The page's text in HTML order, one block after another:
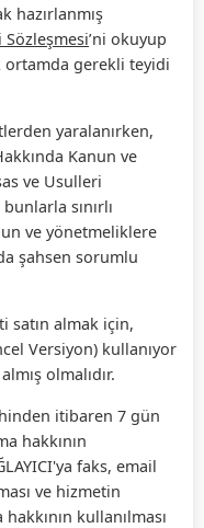
hazırlanmış
’ni okuyup
gerekli teyidi
yaralanırken,
Kanun ve
ve Usulleri
sınırlı
ve yönetmeliklere
şahsen sorumlu
satın almak için,
Versiyon) kullanıyor
olmalıdır.
itibaren 7 gün
hakkının
faks, email
ve hizmetin
kullanılması